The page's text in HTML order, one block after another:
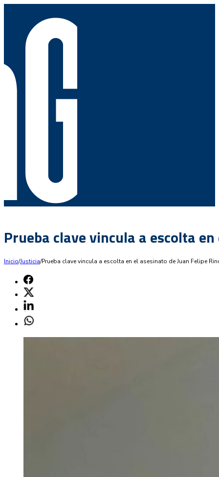
Prueba clave vincula a escolta
Inicio/Justicia/Prueba clave vincula a escolta en el asesinato de Juan Felipe